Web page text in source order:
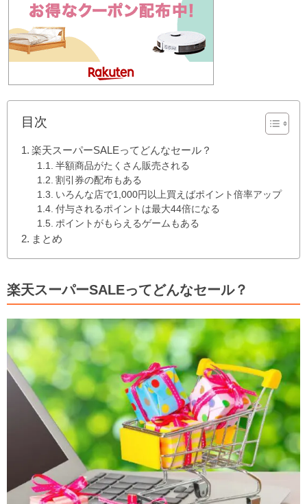
目次
楽天スーパーSALEってどんなセール？
半額商品がたくさん販売される
割引券の配布もある
いろんな店で1,000円以上買えばポイント倍率アップ
付与されるポイントは最大44倍になる
ポイントがもらえるゲームもある
まとめ
楽天スーパーSALEってどんなセール？